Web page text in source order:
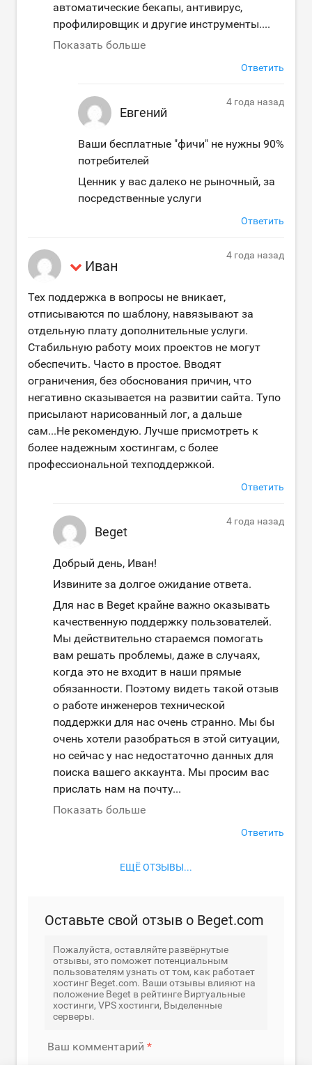
автоматические бекапы, антивирус,
профилировщик и другие инструменты....
Показать больше
Ответить
Евгений
4 года назад
Ваши бесплатные "фичи" не нужны 90%
потребителей
Ценник у вас далеко не рыночный, за
посредственные услуги
Ответить
Иван
4 года назад
Тех поддержка в вопросы не вникает,
отписываются по шаблону, навязывают за
отдельную плату дополнительные услуги.
Стабильную работу моих проектов не могут
обеспечить. Часто в простое. Вводят
ограничения, без обоснования причин, что
негативно сказывается на развитии сайта. Тупо
присылают нарисованный лог, а дальше
сам...Не рекомендую. Лучше присмотреть к
более надежным хостингам, с более
профессиональной техподдержкой.
Ответить
Beget
4 года назад
Добрый день, Иван!
Извините за долгое ожидание ответа.
Для нас в Beget крайне важно оказывать
качественную поддержку пользователей.
Мы действительно стараемся помогать
вам решать проблемы, даже в случаях,
когда это не входит в наши прямые
обязанности. Поэтому видеть такой отзыв
о работе инженеров технической
поддержки для нас очень странно. Мы бы
очень хотели разобраться в этой ситуации,
но сейчас у нас недостаточно данных для
поиска вашего аккаунта. Мы просим вас
прислать нам на почту...
Показать больше
Ответить
ЕЩЁ ОТЗЫВЫ...
Оставьте свой отзыв о Beget.com
Пожалуйста, оставляйте развёрнутые
отзывы, это поможет потенциальным
пользователям узнать от том, как работает
хостинг Beget.com. Ваши отзывы влияют на
положение Beget в рейтинге Виртуальные
хостинги, VPS хостинги, Выделенные
серверы.
Ваш комментарий